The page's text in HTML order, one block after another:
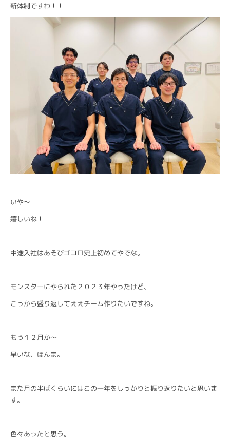
新体制ですわ！！
いや〜
嬉しいね！
中途入社はあそびゴコロ史上初めてやでな。
モンスターにやられた２０２３年やったけど、
こっから盛り返してええチーム作りたいですね。
もう１２月か〜
早いな、ほんま。
また月の半ばくらいにはこの一年をしっかりと振り返りたいと思いま
す。
色々あったと思う。